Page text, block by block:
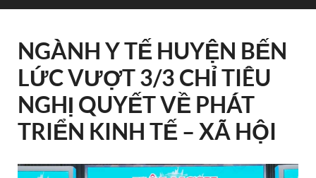
NGÀNH Y TẾ HUYỆN BẾN
LỨC VƯỢT 3/3 CHỈ TIÊU
NGHỊ QUYẾT VỀ PHÁT
TRIỂN KINH TẾ – XÃ HỘI